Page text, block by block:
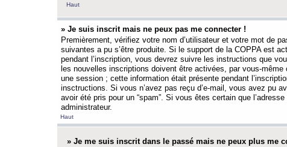
Haut
» Je suis inscrit mais ne peux pas me connecter !
Premièrement, vérifiez votre nom d’utilisateur et votre mot de
suivantes a pu s’être produite. Si le support de la COPPA est
pendant l’inscription, vous devrez suivre les instructions que
les nouvelles inscriptions doivent être activées, par vous-
une session ; cette information était présente pendant
insctructions. Si vous n’avez pas reçu d’e-mail, vous avez pu
avoir été pris pour un “spam”. Si vous êtes certain que
administrateur.
Haut
» Je me suis inscrit dans le passé mais ne peux plus me